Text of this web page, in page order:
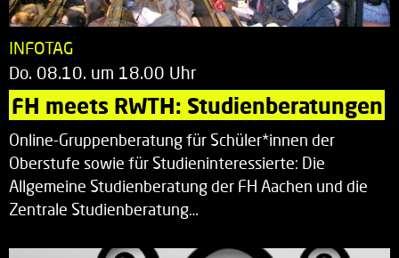
INFOTAG
Do. 08.10. um 18.00 Uhr
FH meets RWTH: Studienberatungen
Online-Gruppenberatung für Schüler*innen der
Oberstufe sowie für Studieninteressierte: Die
Allgemeine Studienberatung der FH Aachen und die
Zentrale Studienberatung…